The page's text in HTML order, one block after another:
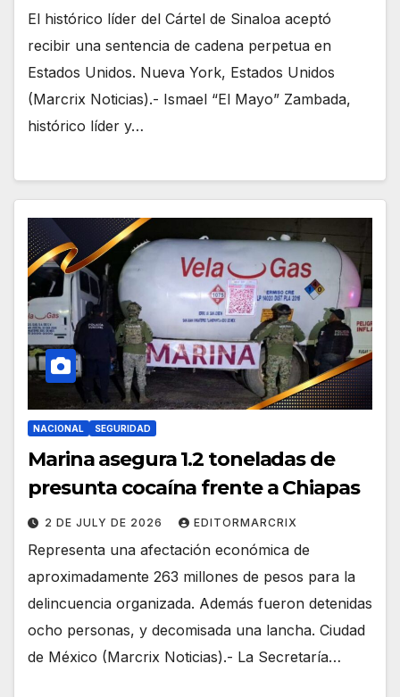
El histórico líder del Cártel de Sinaloa aceptó
recibir una sentencia de cadena perpetua en
Estados Unidos. Nueva York, Estados Unidos
(Marcrix Noticias).- Ismael “El Mayo” Zambada,
histórico líder y…
NACIONAL SEGURIDAD
Marina asegura 1.2 toneladas de
presunta cocaína frente a Chiapas
2 DE JULY DE 2026 EDITORMARCRIX
Representa una afectación económica de
aproximadamente 263 millones de pesos para la
delincuencia organizada. Además fueron detenidas
ocho personas, y decomisada una lancha. Ciudad
de México (Marcrix Noticias).- La Secretaría…